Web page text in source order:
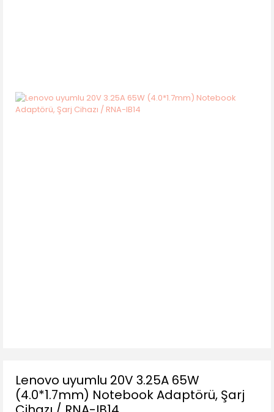
Lenovo uyumlu 20V 3.25A 65W
(4.0*1.7mm) Notebook Adaptörü, Şarj